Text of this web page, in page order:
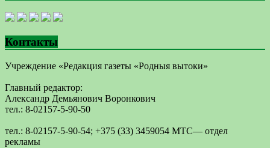
Контакты
Учреждение «Редакция газеты «Родныя вытоки»
Главный редактор:
Александр Демьянович Воронкович
тел.: 8-02157-5-90-50
тел.: 8-02157-5-90-54; +375 (33) 3459054 МТС— отдел
рекламы